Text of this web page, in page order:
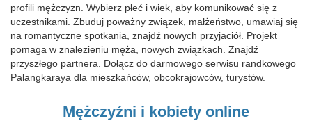
profili mężczyzn. Wybierz płeć i wiek, aby komunikować się z
uczestnikami. Zbuduj poważny związek, małżeństwo, umawiaj się
na romantyczne spotkania, znajdź nowych przyjaciół. Projekt
pomaga w znalezieniu męża, nowych związkach. Znajdź
przyszłego partnera. Dołącz do darmowego serwisu randkowego
Palangkaraya dla mieszkańców, obcokrajowców, turystów.
Mężczyźni i kobiety online